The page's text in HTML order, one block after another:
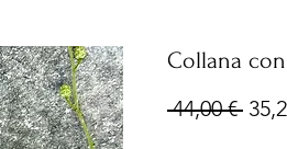
Collana
44,00 €